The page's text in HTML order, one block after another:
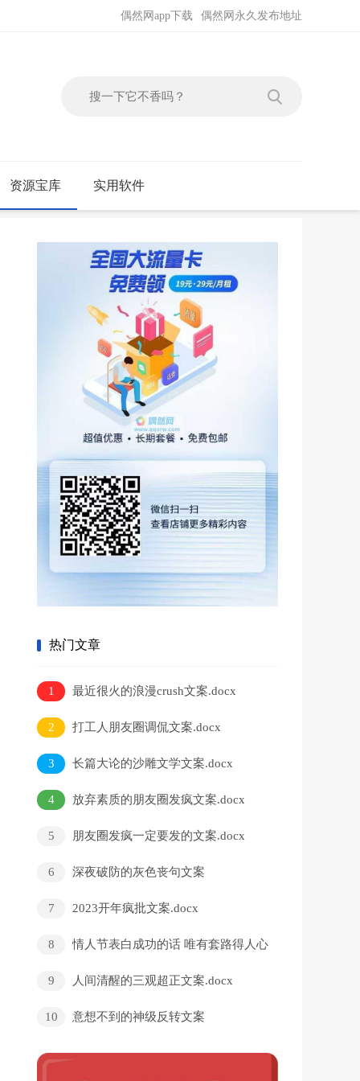
偶然网永久发布地址
偶然网app下载
资源宝库 实用软件
热门文章
1 最近很火的浪漫crush文案.docx
2 打工人朋友圈调侃文案.docx
3 长篇大论的沙雕文学文案.docx
4 放弃素质的朋友圈发疯文案.docx
5 朋友圈发疯一定要发的文案.docx
6 深夜破防的灰色丧句文案
7 2023开年疯批文案.docx
8
情人节表白成功的话 唯有套路得人心
9
人间清醒的三观超正文案.docx
10 意想不到的神级反转文案